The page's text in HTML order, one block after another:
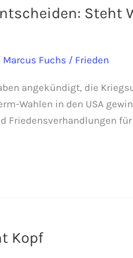
Marcus Fuchs / Frieden
angekündigt, die
Wahlen in den USA
Friedensverhandlungen
Kopf